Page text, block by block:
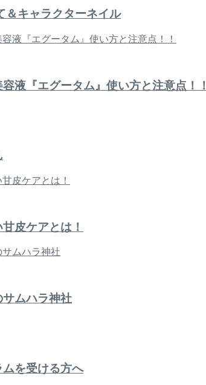
＆キャラクターネイル
液『エグータム』使い方と注意点！！
皮ケアとは！
サムハラ神社
を受ける方へ